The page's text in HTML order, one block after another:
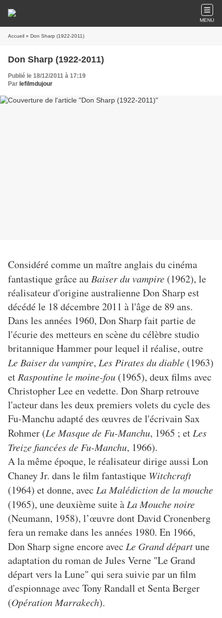
MENU
Accueil » Don Sharp (1922-2011)
Don Sharp (1922-2011)
Publié le 18/12/2011 à 17:19
Par lefilmdujour
Considéré comme un maître anglais du cinéma
fantastique grâce au Baiser du vampire (1962), le
réalisateur d'origine australienne Don Sharp est
décédé le 18 décembre 2011 à l'âge de 89 ans.
Dans les années 1960, Don Sharp fait partie de
l'écurie des metteurs en scène du célèbre studio
britannique Hammer pour lequel il réalise, outre
Le Baiser du vampire, Les Pirates du diable (1963)
et Raspoutine le moine-fou (1965), deux films avec
Christopher Lee en vedette. Don Sharp retrouve
l'acteur dans les deux premiers volets du cycle des
Fu-Manchu adapté des œuvres de l'écrivain Sax
Rohmer (Le Masque de Fu-Manchu, 1965 ; et Les
Treize fiancées de Fu-Manchu, 1966).
A la même époque, le réalisateur dirige aussi Lon
Chaney Jr. dans le film fantastique Witchcraft
(1964) et donne, avec La Malédiction de la mouche
(1965), une deuxième suite à La Mouche noire
(Neumann, 1958), l’œuvre dont David Cronenberg
fera un remake dans les années 1980. En 1966,
Don Sharp signe encore avec Le Grand départune
adaptation du roman de Jules Verne "Le Grand
départ vers la Lune" qui sera suivie par un film
d'espionnage avec Tony Randall et Senta Berger
(Opération Marrakech).